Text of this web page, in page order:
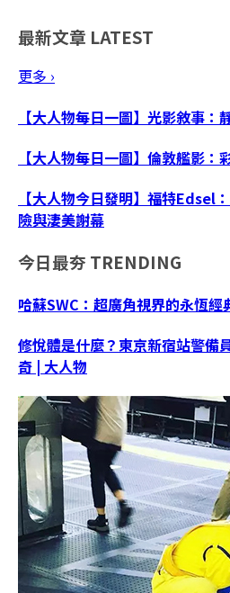
最新文章 LATEST
更多 ›
【大人物每日一圖】光影敘事：
【大人物每日一圖】倫敦艦影：
【大人物今日發明】福特Edsel
險與淒美謝幕
今日最夯 TRENDING
哈蘇SWC：超廣角視界的永恆經
修悅體是什麼？東京新宿站警備
奇 | 大人物